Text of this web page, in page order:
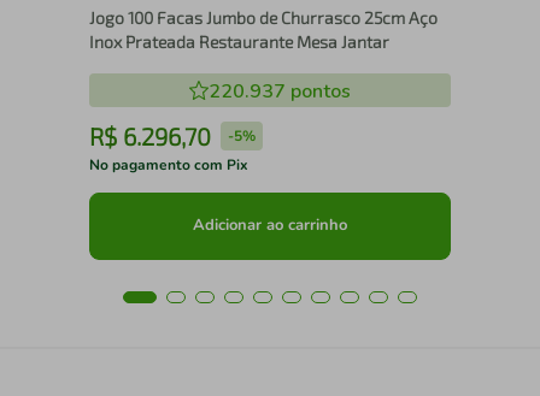
Jogo 100 Facas Jumbo de Churrasco 25cm Aço
Inox Prateada Restaurante Mesa Jantar
220.937 pontos
R$ 6.296,70 -5%
No pagamento com Pix
Adicionar ao carrinho